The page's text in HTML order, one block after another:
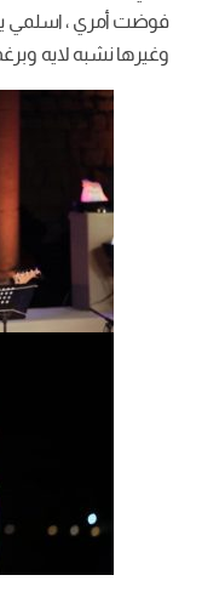
فوضت أمري ، اسلمي
وغيرها نشبه لايه